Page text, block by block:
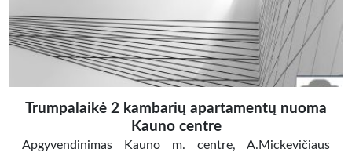
Trumpalaikė 2 kambarių apartamentų nuoma
Kauno centre
Apgyvendinimas Kauno m. centre, A.Mickevičiaus